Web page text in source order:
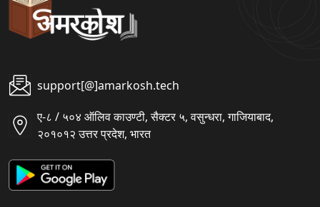
support[@]amarkosh.tech
ए-८ / ५०४ ऑलिव काउण्टी, सैक्टर ५, वसुन्धरा, गाजियाबाद,
२०१०१२ उत्तर प्रदेश, भारत